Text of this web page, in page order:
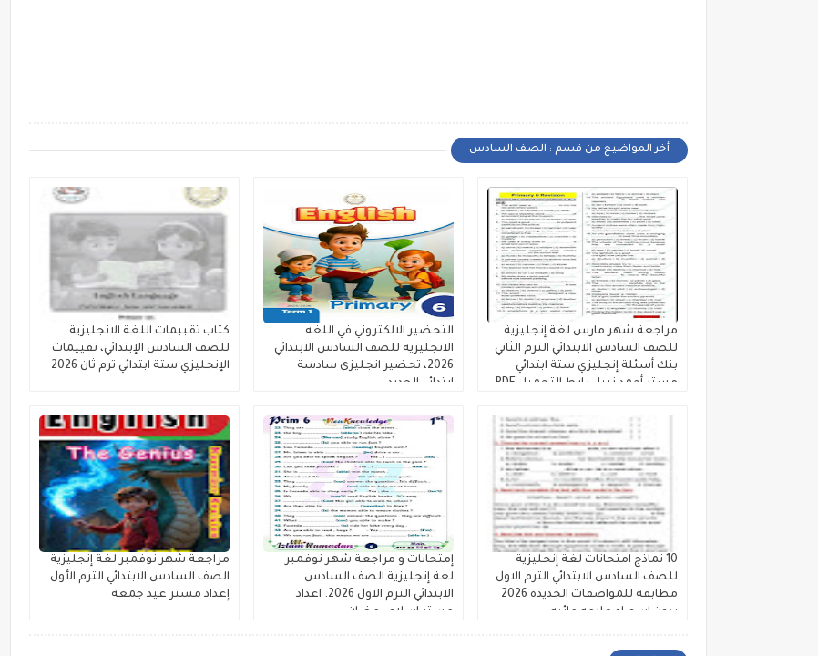
أخر المواضيع من قسم : الصف السادس
مراجعة شهر مارس لغة إنجليزية
للصف السادس الابتدائي الترم الثاني
بنك أسئلة إنجليزي ستة ابتدائي
مستر أحمد نبيل رابط التحميل PDF
التحضير الالكتروني في اللغه
الانجليزيه للصف السادس الابتدائي
2026، تحضير انجليزى سادسة
ابتدائي الجديد
كتاب تقببمات اللغة الانجليزية
للصف السادس الإبتدائي، تقييمات
الإنجليزي ستة ابتدائي ترم ثان 2026
10 نماذج امتحانات لغة إنجليزية
للصف السادس الابتدائي الترم الاول
مطابقة للمواصفات الجديدة 2026
بدون اسم او علامه مائيه
إمتحانات و مراجعة شهر نوفمبر
لغة إنجليزية الصف السادس
الابتدائي الترم الاول 2026. اعداد
مستر اسلام رمضان
مراجعة شهر نوفمبر لغة إنجليزية
الصف السادس الابتدائي الترم الأول
إعداد مستر عيد جمعة